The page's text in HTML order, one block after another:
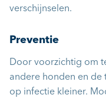
verschijnselen.
Preventie
Door voorzichtig om
andere honden en de
op infectie kleiner.